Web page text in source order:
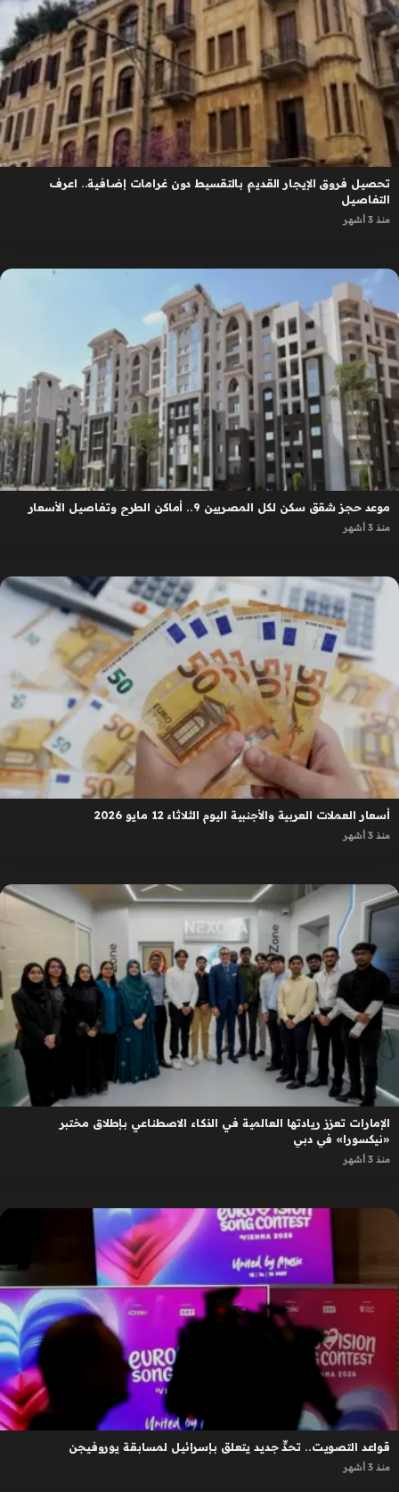
تحصيل فروق الإيجار القديم بالتقسيط دون غرامات إضافية.. اعرف
التفاصيل
منذ 3 أشهر
موعد حجز شقق سكن لكل المصريين 9.. أماكن الطرح وتفاصيل الأسعار
منذ 3 أشهر
أسعار العملات العربية والأجنبية اليوم الثلاثاء 12 مايو 2026
منذ 3 أشهر
الإمارات تعزز ريادتها العالمية في الذكاء الاصطناعي بإطلاق مختبر
«نيكسورا» في دبي
منذ 3 أشهر
قواعد التصويت.. تحدٍّ جديد يتعلق بإسرائيل لمسابقة يوروفيجن
منذ 3 أشهر